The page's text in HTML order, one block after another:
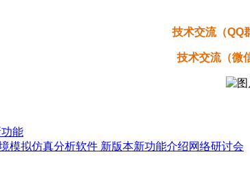
技术交流（QQ
技术交流（微
功能
模拟仿真分析软件 新版本新功能介绍网络研讨会